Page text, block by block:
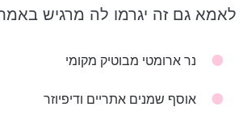
לאמא גם זה יגרמו לה מרגיש
נר ארומטי מבוטיק מקומי
אוסף שמנים אתריים ודיפיוזר